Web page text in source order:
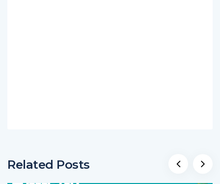
Related Posts